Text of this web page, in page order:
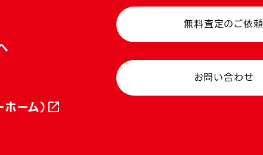
ーム）
無料査定のご依頼
お問い合わせ